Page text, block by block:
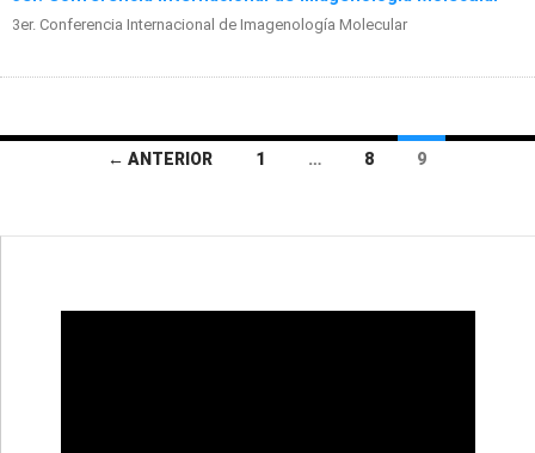
3er. Conferencia Internacional de Imagenología Molecular
Navegación
de
← ANTERIOR 1 … 8 9